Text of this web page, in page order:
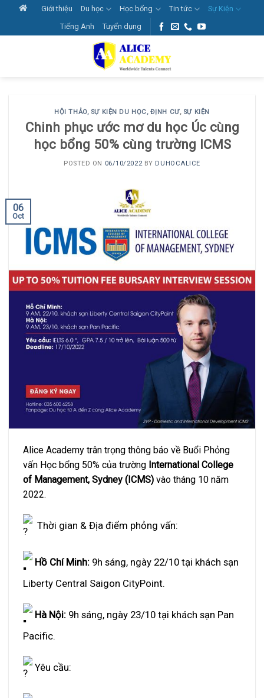
content
Giới thiệu Du học Học bổng Tin tức
Sự Kiện
Tiếng Anh
Tuyển dụng
HỘI THẢO, SỰ KIỆN DU HỌC, ĐỊNH CƯ, SỰ KIỆN
Chinh phục ước mơ du học Úc cùng
học bổng 50% cùng trường ICMS
POSTED ON 06/10/2022BY DUHOCALICE
06
Oct
Alice Academy trân trọng thông báo về Buổi Phỏng
vấn Học bổng 50% của trường International College
of Management, Sydney (ICMS) vào tháng 10 năm
2022.
Thời gian & Địa điểm phỏng vấn:
Hồ Chí Minh: 9h sáng, ngày 22/10 tại khách sạn
Liberty Central Saigon CityPoint.
Hà Nội: 9h sáng, ngày 23/10 tại khách sạn Pan
Pacific.
Yêu cầu: